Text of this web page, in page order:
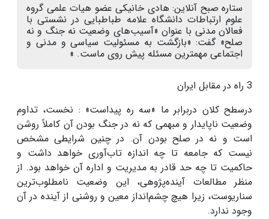
ستاره صبح آنلاین: هادی خانیکی عضو هیات علمی گروه
علوم ارتباطات دانشگاه علامه طباطبایی در نشستی با
فعالان مدنی با عنوان «آسیب‌های وضعیت نه جنگ و نه
صلح» گفت: «بازگشت به مسئولیت سیاسی و مدنی و
اجتماعی مهمترین مسئله پیش روی ماست. »
3 راه در مقابل ایران
درسطح کلان دربرابر ما «سه ره پیداست» : نخست، تداوم
وضعیت ناپایدار و مبهمی که نه در جنگ بودن آن کاملاً روشن
است و نه در صلح بودن آن. در چنین شرایطی مشخص
نیست که جامعه تا چه اندازه تاب‌آوری خواهد داشت و
حاکمیت تا چه حد قادر به مدیریت و اداره آن خواهد بود. از
منظر مطالعات آینده‌پژوهی، این وضعیت نامطلوب‌ترین
سناریوست، زیرا هیچ چشم‌انداز معین و روشنی از آینده در آن
وجود ندارد.